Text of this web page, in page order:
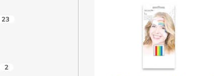
23
2
vznášení (10–12...